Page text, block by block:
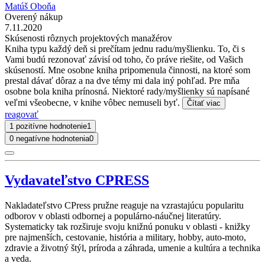
Matúš Oboňa
Overený nákup
7.11.2020
Skúsenosti rôznych projektových manažérov
Kniha typu každý deň si prečítam jednu radu/myšlienku. To, či s
Vami budú rezonovať závisí od toho, čo práve riešite, od Vašich
skúseností. Mne osobne kniha pripomenula činnosti, na ktoré som
prestal dávať dôraz a na dve témy mi dala iný pohľad. Pre mňa
osobne bola kniha prínosná. Niektoré rady/myšlienky sú napísané
veľmi všeobecne, v knihe vôbec nemuseli byť.
Čítať viac
reagovať
1 pozitívne hodnotenie1
0 negatívne hodnotenia0
Vydavateľstvo CPRESS
Nakladateľstvo CPress pružne reaguje na vzrastajúcu popularitu
odborov v oblasti odbornej a populárno-náučnej literatúry.
Systematicky tak rozširuje svoju knižnú ponuku v oblasti - knižky
pre najmenších, cestovanie, história a military, hobby, auto-moto,
zdravie a životný štýl, príroda a záhrada, umenie a kultúra a technika
a veda.